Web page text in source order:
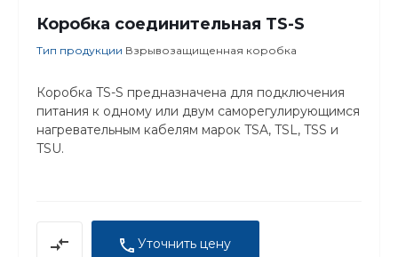
Коробка соединительная TS-S
Тип продукции Взрывозащищенная коробка
Коробка TS-S предназначена для подключения
питания к одному или двум саморегулирующимся
нагревательным кабелям марок TSA, TSL, TSS и
TSU.
Уточнить цену